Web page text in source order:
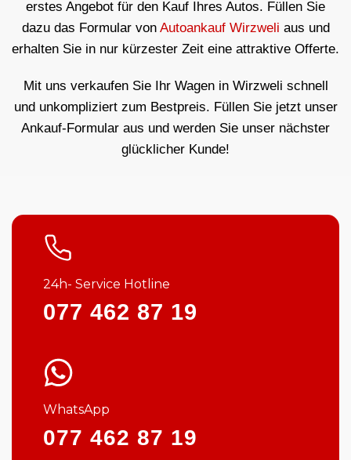
erstes Angebot für den Kauf Ihres Autos. Füllen Sie
dazu das Formular von Autoankauf Wirzweli aus und
erhalten Sie in nur kürzester Zeit eine attraktive Offerte.
Mit uns verkaufen Sie Ihr Wagen in Wirzweli schnell
und unkompliziert zum Bestpreis. Füllen Sie jetzt unser
Ankauf-Formular aus und werden Sie unser nächster
glücklicher Kunde!
24h- Service Hotline
077 462 87 19
WhatsApp
077 462 87 19